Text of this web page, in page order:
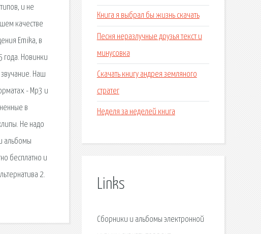
и не
качестве
Emika, в
года. Новинки
Наш
- Mp3 и
в
Не надо
альбомы
бесплатно и
2.
Книга я выбрал бы жизнь скачать
Песня неразлучные друзья текст и
минусовка
Скачать книгу андрея земляного
стратег
Неделя за неделей книга
Links
Сборники и альбомы электронной